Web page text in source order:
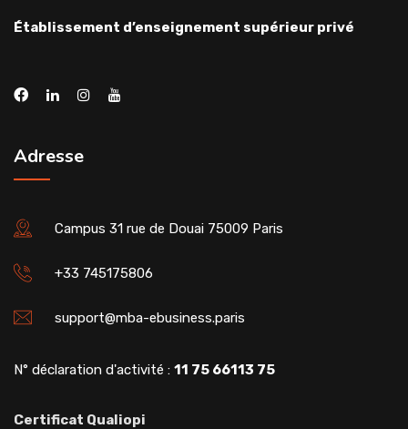
Établissement d’enseignement supérieur privé
Adresse
Campus 31 rue de Douai 75009 Paris
+33 745175806
support@mba-ebusiness.paris
N° déclaration d'activité : 11 75 66113 75
Certificat Qualiopi